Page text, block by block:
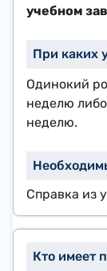
учебном
Одинокий
неделю
неделю.
Справка из